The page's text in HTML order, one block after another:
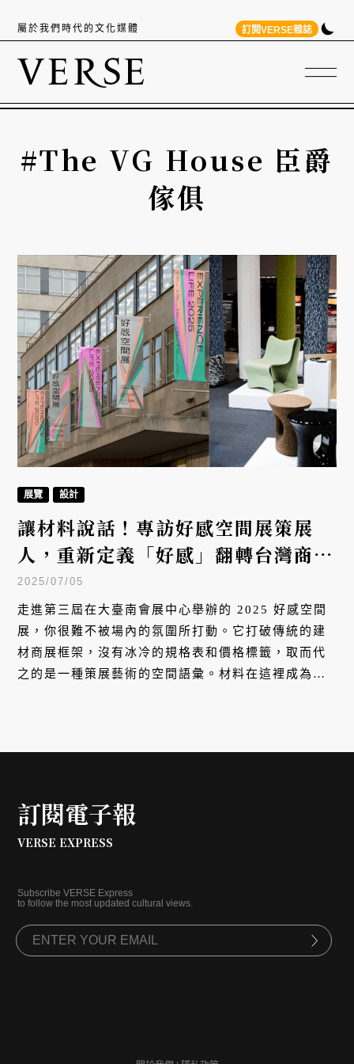
屬於我們時代的文化媒體 訂閱VERSE雜誌
#The VG House 臣爵
傢俱
展覽 設計
讓材料說話！專訪好感空間展策展
人，重新定義「好感」翻轉台灣商展
美學
2025/07/05
走進第三屆在大臺南會展中心舉辦的 2025 好感空間
展，你很難不被場內的氛圍所打動。它打破傳統的建
材商展框架，沒有冰冷的規格表和價格標籤，取而代
之的是一種策展藝術的空間語彙。材料在這裡成為了
訂閱電子報
VERSE EXPRESS
Subscribe VERSE Express
to follow the most updated cultural views.